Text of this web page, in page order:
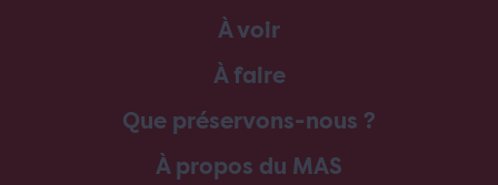
À voir
À faire
Que préservons-nous ?
À propos du MAS